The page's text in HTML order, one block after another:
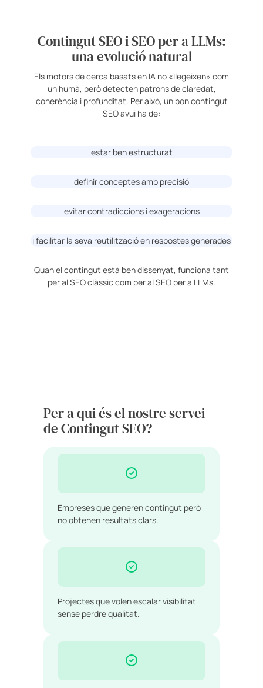
Contingut SEO i SEO per a LLMs:
una evolució natural
Els motors de cerca basats en IA no «llegeixen» com
un humà, però detecten patrons de claredat,
coherència i profunditat. Per això, un bon contingut
SEO avui ha de:
estar ben estructurat
definir conceptes amb precisió
evitar contradiccions i exageracions
i facilitar la seva reutilització en respostes generades
Quan el contingut està ben dissenyat, funciona tant
per al SEO clàssic com per al SEO per a LLMs.
Per a qui és el nostre servei
de Contingut SEO?
Empreses que generen contingut però
no obtenen resultats clars.
Projectes que volen escalar visibilitat
sense perdre qualitat.